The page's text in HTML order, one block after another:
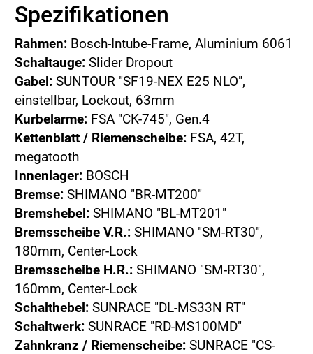
Spezifikationen
Rahmen: Bosch-Intube-Frame, Aluminium 6061
Schaltauge: Slider Dropout
Gabel: SUNTOUR "SF19-NEX E25 NLO",
einstellbar, Lockout, 63mm
Kurbelarme: FSA "CK-745", Gen.4
Kettenblatt / Riemenscheibe: FSA, 42T,
megatooth
Innenlager: BOSCH
Bremse: SHIMANO "BR-MT200"
Bremshebel: SHIMANO "BL-MT201"
Bremsscheibe V.R.: SHIMANO "SM-RT30",
180mm, Center-Lock
Bremsscheibe H.R.: SHIMANO "SM-RT30",
160mm, Center-Lock
Schalthebel: SUNRACE "DL-MS33N RT"
Schaltwerk: SUNRACE "RD-MS100MD"
Zahnkranz / Riemenscheibe: SUNRACE "CS-